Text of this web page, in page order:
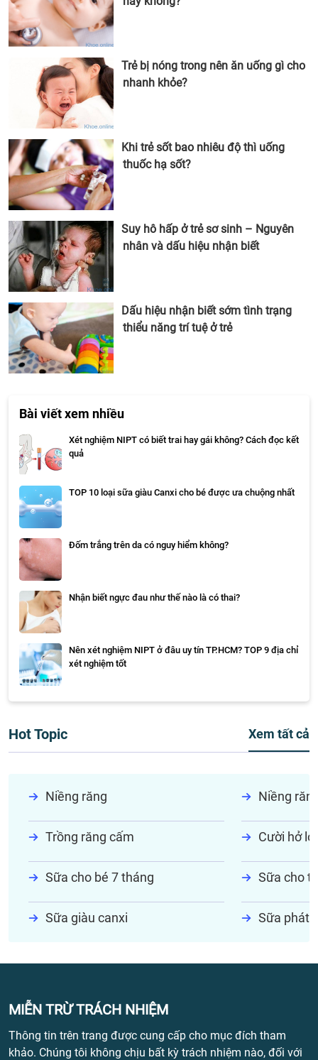
Trẻ bị nóng trong nên ăn uống gì cho
nhanh khỏe?
Khi trẻ sốt bao nhiêu độ thì uống
thuốc hạ sốt?
Suy hô hấp ở trẻ sơ sinh – Nguyên
nhân và dấu hiệu nhận biết
Dấu hiệu nhận biết sớm tình trạng
thiểu năng trí tuệ ở trẻ
Bài viết xem nhiều
Xét nghiệm NIPT có biết trai hay gái không? Cách đọc kết
quả
TOP 10 loại sữa giàu Canxi cho bé được ưa chuộng nhất
Đốm trắng trên da có nguy hiểm không?
Nhận biết ngực đau như thế nào là có thai?
Nên xét nghiệm NIPT ở đâu uy tín TP.HCM? TOP 9 địa chỉ
xét nghiệm tốt
Hot Topic Xem tất cả
Niềng răng Niềng
Trồng răng cấm Cười hở lợi
Sữa cho bé 7 tháng Sữa cho
Sữa giàu canxi Sữa phát
MIỄN TRỪ TRÁCH NHIỆM
Thông tin trên trang được cung cấp cho mục đích tham
khảo. Chúng tôi không chịu bất kỳ trách nhiệm nào, đối với